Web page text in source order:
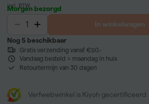
incl. BTW
Morgen bezorgd
In winkelwagen
Nog 5 beschikbaar
Gratis verzending vanaf €50,-
Vandaag besteld = maandag in huis
Retourtermijn van 30 dagen
Verfwebwinkel is Kiyoh gecertificeerd